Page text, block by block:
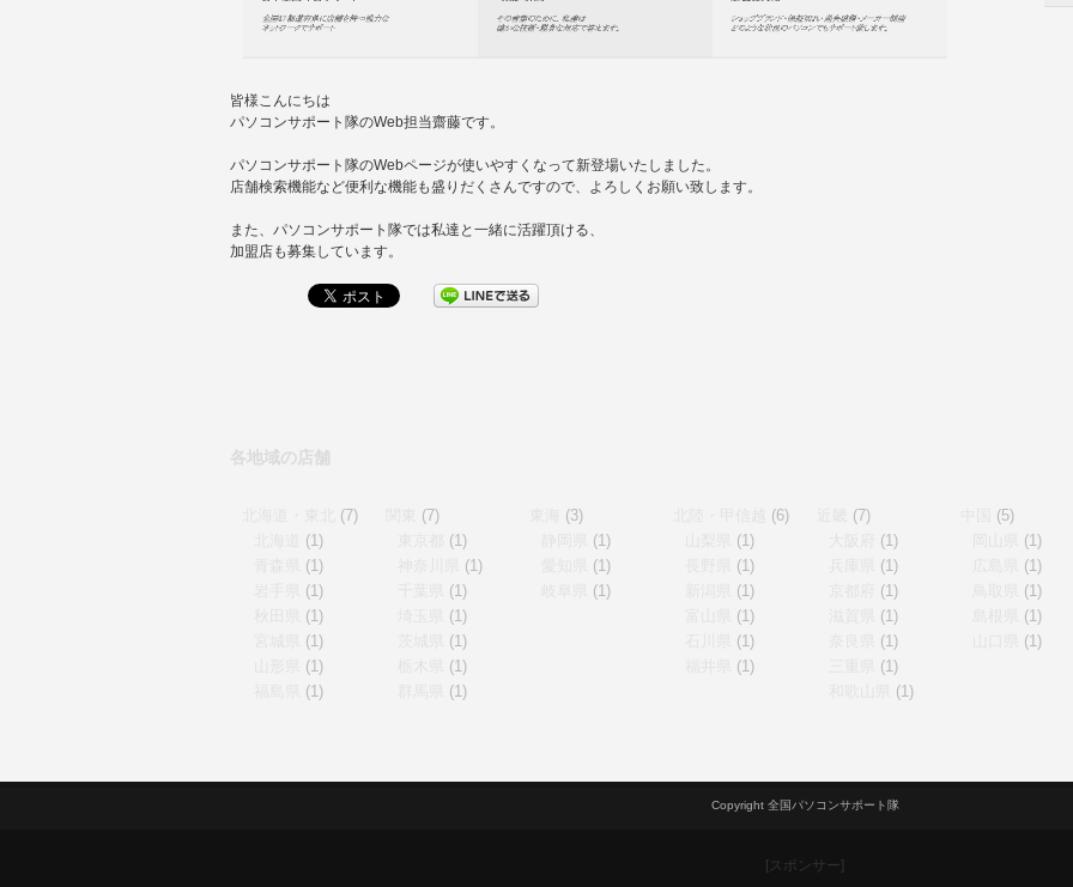
皆様こんにちは
パソコンサポート隊のWeb担当齋藤です。
パソコンサポート隊のWebページが使いやすくなって新登場いたしました。
店舗検索機能など便利な機能も盛りだくさんですので、よろしくお願い致します。
また、パソコンサポート隊では私達と一緒に活躍頂ける、
加盟店も募集しています。
各地域の店舗
(7)
(1)
(1)
(1)
(1)
(1)
(1)
(1)
(7)
(1)
(1)
(1)
(1)
(1)
(1)
(1)
(3)
(1)
(1)
(1)
(6)
(1)
(1)
(1)
(1)
(1)
(1)
(7)
(1)
(1)
(1)
(1)
(1)
(1)
(1)
(5)
(1)
(1)
(1)
(1)
(1)
Copyright 全国パソコンサポート隊
[スポンサー]